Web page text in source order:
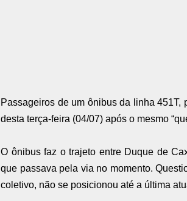
Passageiros de um ônibus da linha
desta terça-feira (04/07) após o mesmo
O ônibus faz o trajeto entre Duque de
que passava pela via no momento.
coletivo, não se posicionou até a última